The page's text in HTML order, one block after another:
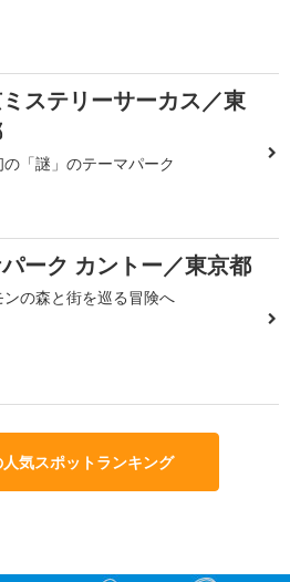
ステリーサーカス／東
の「謎」のテーマパーク
ーク カントー／東京都
ンの森と街を巡る冒険へ
気スポットランキング